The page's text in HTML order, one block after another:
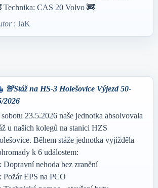
Technika: CAS 20 Volvo 🚒
: JaK
🚨Stáž na HS-3 Holešovice Výjezd 50-
2026
23.5.2026 naše jednotka absolvovala
u našich kolegů na stanici HZS
Během stáže jednotka vyjížděla
k 6 událostem:
Dopravní nehoda bez zranění
Požár EPS na PCO